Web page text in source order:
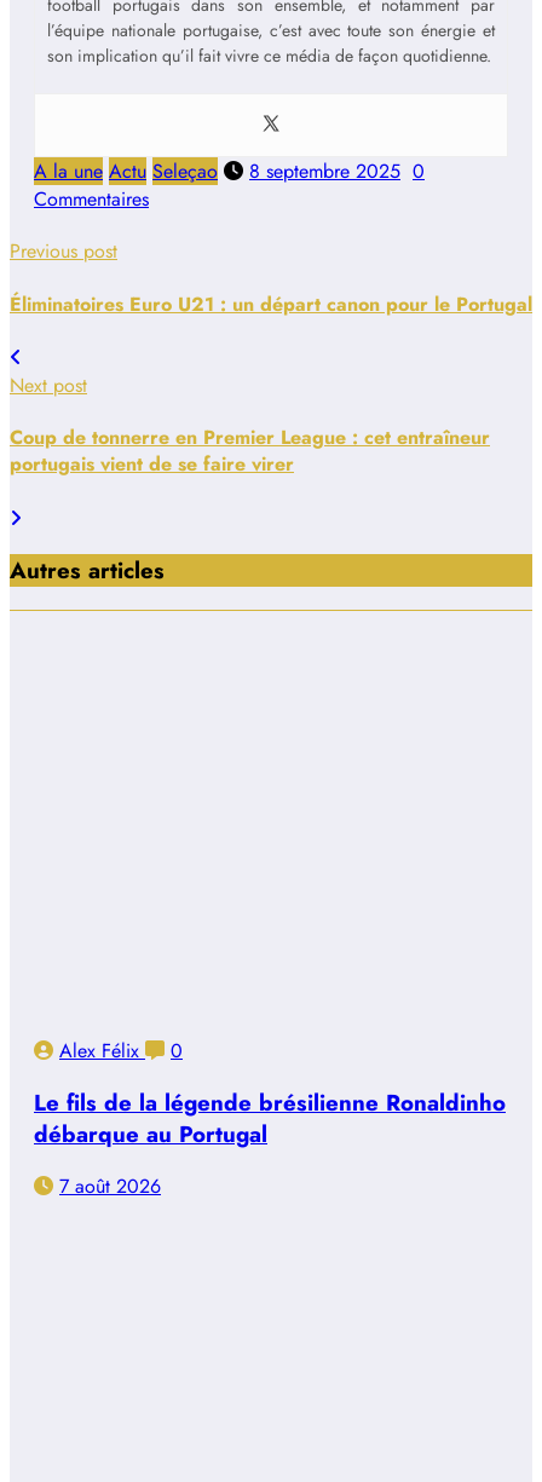
football portugais dans son ensemble, et notamment par
l’équipe nationale portugaise, c’est avec toute son énergie et
son implication qu’il fait vivre ce média de façon quotidienne.
A la une Actu Seleçao 8 septembre 2025 0
Commentaires
Previous post
Éliminatoires Euro U21 : un départ canon pour le Portugal
Next post
Coup de tonnerre en Premier League : cet entraîneur
portugais vient de se faire virer
Autres articles
Alex Félix 0
Le fils de la légende brésilienne Ronaldinho
débarque au Portugal
7 août 2026